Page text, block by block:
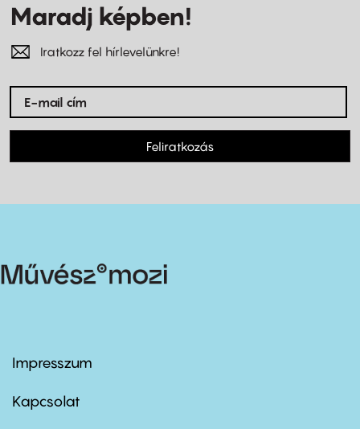
Maradj képben!
Iratkozz fel hírlevelünkre!
Feliratkozás
Footer
first
Impresszum
Kapcsolat